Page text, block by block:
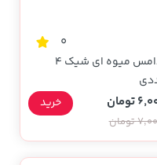
0
آدامس میوه ای شیک 4
تومان
تومان
خرید